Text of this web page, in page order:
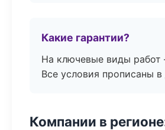
Какие гарантии?
На ключевые виды работ
Все условия прописаны в
Компании в